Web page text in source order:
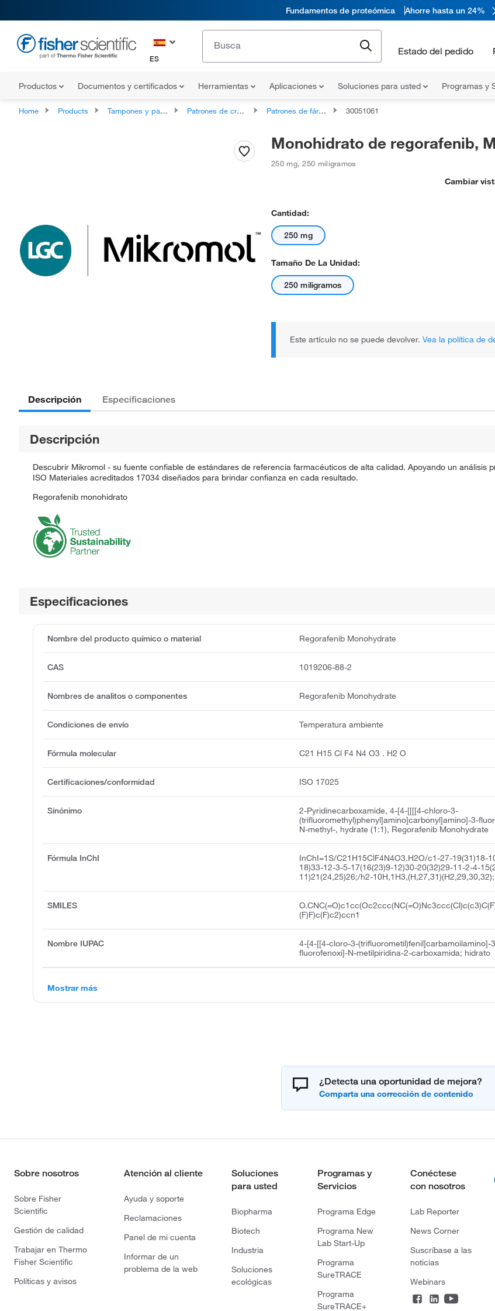
Fundamentos de proteómica Ahorre hasta un 24%
ES
Estado del pedido
Productos Documentos y certificados Herramientas Aplicaciones Soluciones para usted Programas y
Home Products Tampones y patrones Patrones de cromatografía Patrones de fármacos 30051061
Monohidrato de regorafenib,
250 mg,250 miligramos
Cambiar
Cantidad:
250 mg
Tamaño De La Unidad:
250 miligramos
Este artículo no se puede devolver. Vea la política de
Descripción Especificaciones
Descripción
Descubrir Mikromol - su fuente confiable de estándares de referencia farmacéuticos de alta calidad. Apoyando un análisis
ISO Materiales acreditados 17034 diseñados para brindar confianza en cada resultado.
Regorafenib monohidrato
Especificaciones
Nombre del producto químico o material Regorafenib Monohydrate
CAS 1019206-88-2
Nombres de analitos o componentes Regorafenib Monohydrate
Condiciones de envío Temperatura ambiente
Fórmula molecular C21 H15 Cl F4 N4 O3 . H2 O
Certificaciones/conformidad ISO 17025
Sinónimo
2-Pyridinecarboxamide, 4-[4-[[[[4-chloro-3-
(trifluoromethyl)phenyl]amino]carbonyl]amino]-3-
N-methyl-, hydrate (1:1), Regorafenib Monohydrate
Fórmula InChI
InChI=1S/C21H15ClF4N4O3.H2O/c1-27-19(31)18-
18)33-12-3-5-17(16(23)9-12)30-20(32)29-11-2-4-
11)21(24,25)26;/h2-
SMILES
(F)F)c(F)c2)ccn1
Nombre IUPAC
4-[4-[[4-cloro-3-(trifluorometil)fenil]carbamoilamino]-
fluorofenoxi]-N-metilpiridina-2-carboxamida; hidrato
Mostrar más
¿Detecta una oportunidad de mejora?
Sobre nosotros
Sobre Fisher
Scientific
Gestión de calidad
Trabajar en Thermo
Fisher Scientific
Políticas y avisos
Atención al cliente
Ayuda y soporte
Reclamaciones
Panel de mi cuenta
Informar de un
problema de la web
Soluciones
para usted
Biopharma
Biotech
Industria
Soluciones
ecológicas
Programas y
Servicios
Programa Edge
Programa New
Lab Start-Up
Programa
SureTRACE
Programa
SureTRACE+
Conéctese
con nosotros
Lab Reporter
News Corner
Suscríbase a las
noticias
Webinars